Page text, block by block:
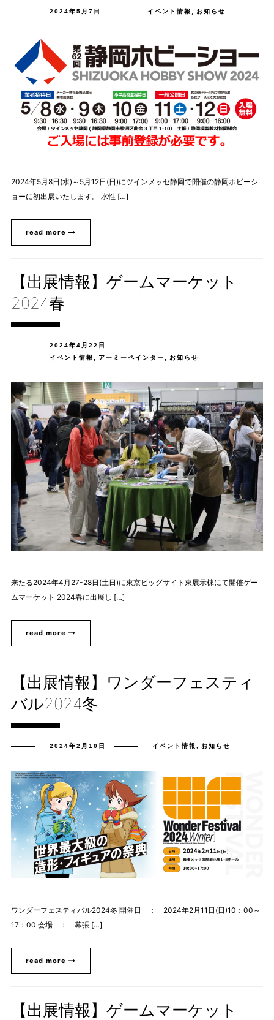
2024年5月7日 イベント情報, お知らせ
2024年5月8日(水)～5月12日(日)にツインメッセ静岡で開催の静岡ホビーシ
ョーに初出展いたします。 水性 […]
read more
【出展情報】ゲームマーケット
2024春
2024年4月22日
イベント情報
アーミーペインター お知らせ
来たる2024年4月27-28日(土日)に東京ビッグサイト東展示棟にて開催ゲー
ムマーケット 2024春に出展し […]
read more
【出展情報】ワンダーフェスティ
バル2024冬
2024年2月10日 イベント情報 お知らせ
ワンダーフェスティバル2024冬 開催日 ： 2024年2月11日(日)10：00～
17：00 会場 ： 幕張 […]
read more
【出展情報】ゲームマーケット